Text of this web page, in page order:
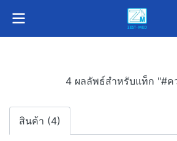
4 ผลลัพธ์สำหรับแท็ก "#ค
สินค้า (4)